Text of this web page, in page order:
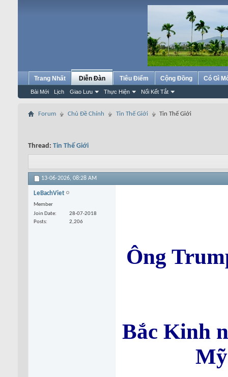
Trang Nhất Diễn Đàn
Bài Mới Lịch Giao Lưu Thực Hiện Nối Kết Tắt
Tiêu Điểm Cộng Đồng Có Gì
Forum Chủ Đề Chính Tin Thế Giới Tin Thế Giới
Thread: Tin Thế Giới
13-06-2026, 08:28 AM
LeBachViet
Member
Join Date
28-07-2018
Posts
2,206
Ông
Bắc Kinh